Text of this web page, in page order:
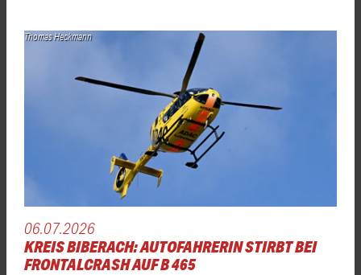
Thomas Heckmann
06.07.2026
KREIS BIBERACH: AUTOFAHRERIN STIRBT BEI
FRONTALCRASH AUF B 465